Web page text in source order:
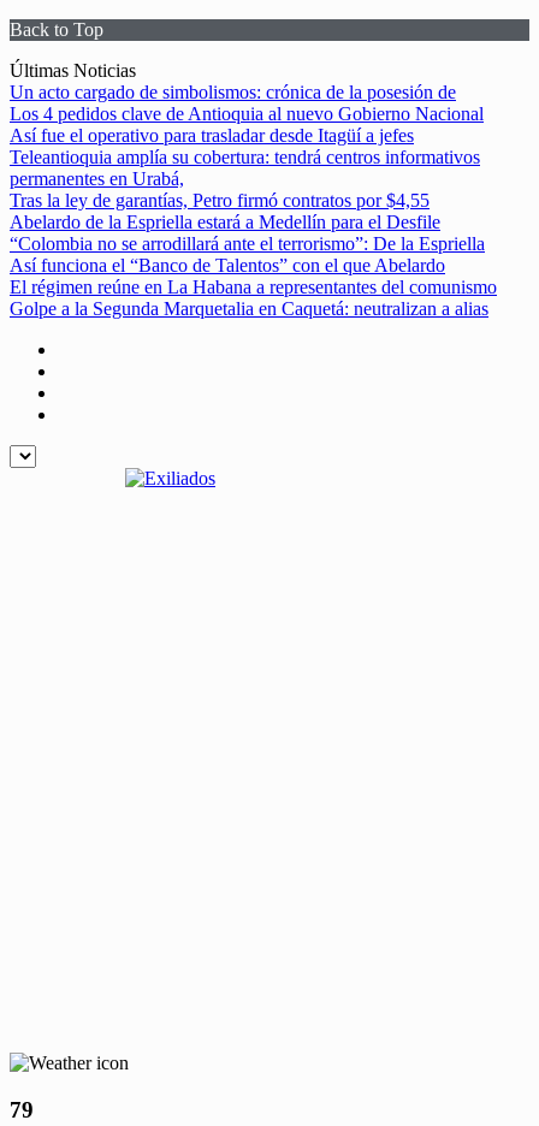
Back to Top
Skip
to
content
Últimas Noticias
Un acto cargado de simbolismos: crónica de la posesión de
Los 4 pedidos clave de Antioquia al nuevo Gobierno Nacional
Así fue el operativo para trasladar desde Itagüí a jefes
Teleantioquia amplía su cobertura: tendrá centros informativos
permanentes en Urabá,
Tras la ley de garantías, Petro firmó contratos por $4,55
Abelardo de la Espriella estará a Medellín para el Desfile
“Colombia no se arrodillará ante el terrorismo”: De la Espriella
Así funciona el “Banco de Talentos” con el que Abelardo
El régimen reúne en La Habana a representantes del comunismo
Golpe a la Segunda Marquetalia en Caquetá: neutralizan a alias
79